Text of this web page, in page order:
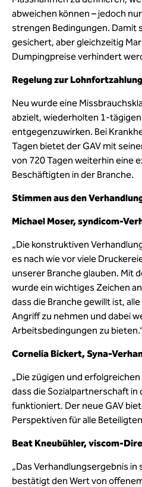
abweichen können – jedoch
strengen Bedingungen. Damit
gesichert, aber gleichzeitig
Dumpingpreise verhindert
Regelung zur
Neu wurde eine
abzielt, wiederholten 1-
entgegenzuwirken. Bei
Tagen bietet der GAV mit
von 720 Tagen weiterhin eine
Beschäftigten in der Branche.
Stimmen aus den
Michael Moser, syndicom-
„Die konstruktiven
es nach wie vor viele
unserer Branche glauben. Mit
wurde ein wichtiges Zeichen
dass die Branche gewillt ist,
Angriff zu nehmen und dabei
Arbeitsbedingungen zu
Cornelia Bickert, Syna-
„Die zügigen und
dass die Sozialpartnerschaft
funktioniert. Der neue GAV
Perspektiven für alle
Beat Kneubühler, viscom-
„Das Verhandlungsergebnis
bestätigt den Wert von